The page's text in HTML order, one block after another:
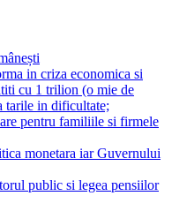
in criza economica si
cu 1 trilion (o mie de
tarile in dificultate;
pentru familiile si firmele
monetara iar Guvernului
public si legea pensiilor